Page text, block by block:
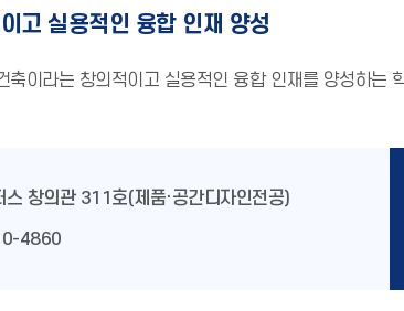
고 실용적인 융합 인재 양성
축이라는 창의적이고 실용적인 융합 인재를 양성하는
스 창의관 311호(제품·공간디자인전공)
4860